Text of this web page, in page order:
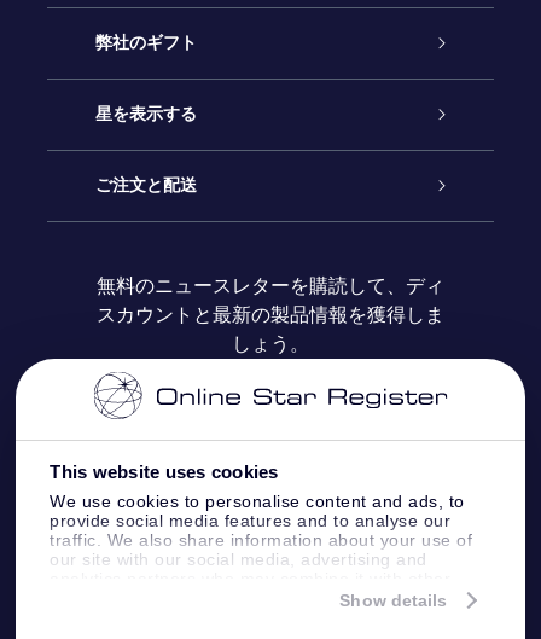
This website uses cookies
We use cookies to personalise content and ads, to
provide social media features and to analyse our
traffic. We also share information about your use of
our site with our social media, advertising and
information that you’ve provided to them or that
Show details
カスタマーサービス
お問い合わせ
ブログ
レビュー
弊社のギフト
Online Starギフト
OSRギフトパック
OSR ギフトカード
法人ギフト
星を表示する
星の登録
カスタマイズされたStar Page
One Million Stars
OSR Starsaver
星間飛行VRアプリ
ご注文と配送
お支払いに関する情報
配送に関する情報
返品ポリシ
星座
無料のニュースレターを購読して、ディ
スカウントと最新の製品情報を獲得しま
しょう。